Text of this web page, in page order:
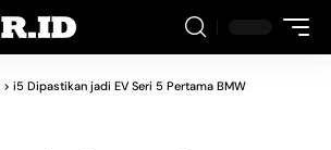
> i5 Dipastikan jadi EV Seri 5 Pertama BMW